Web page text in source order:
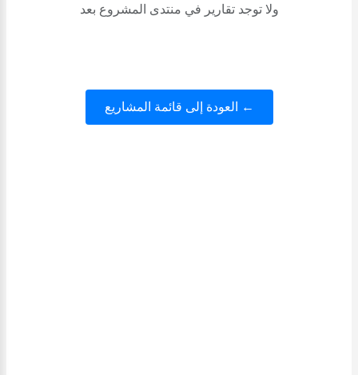
ولا توجد تقارير في منتدى المشروع بعد
← العودة إلى قائمة المشاريع